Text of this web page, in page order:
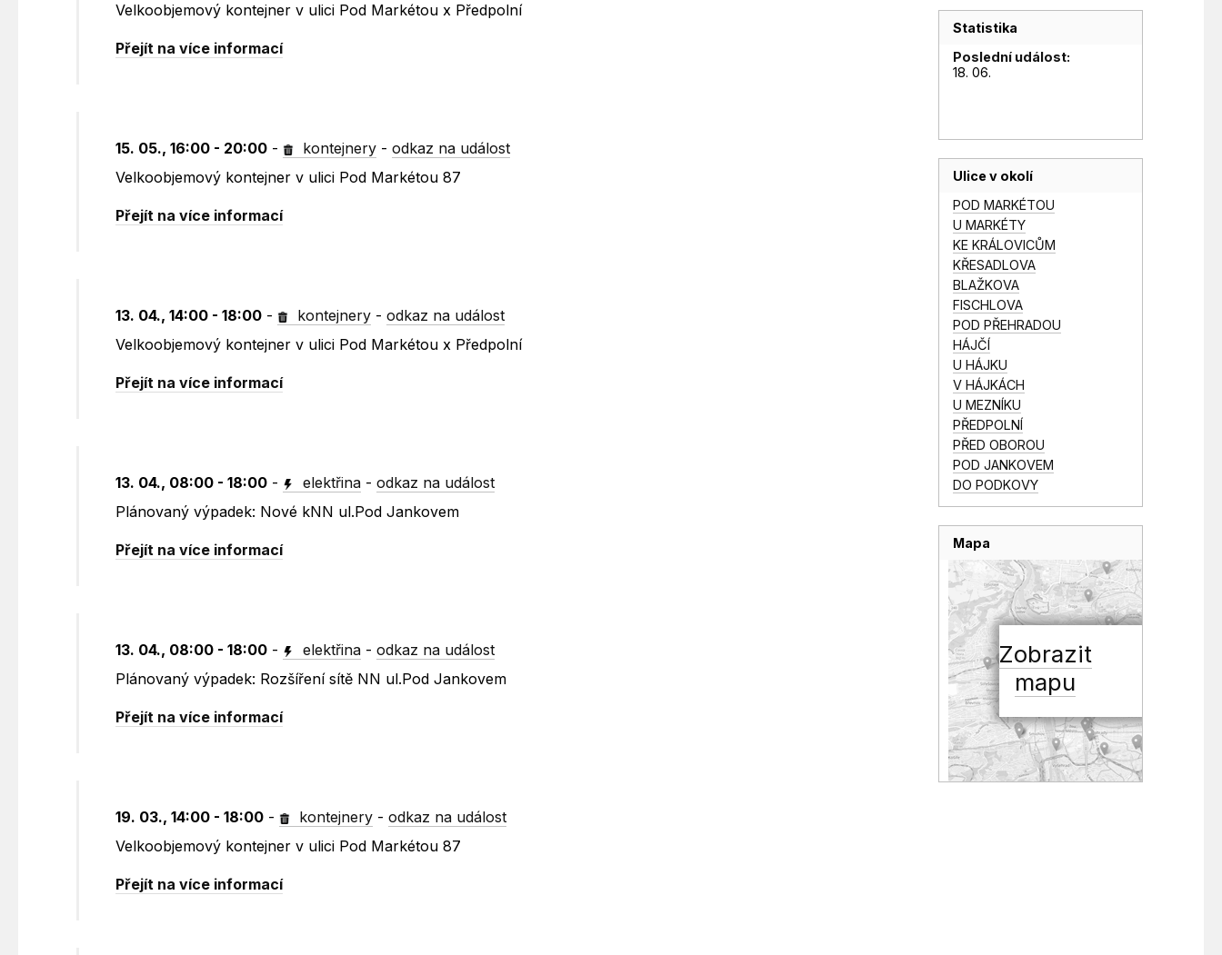
Velkoobjemový kontejner v ulici Pod Markétou x Předpolní
Přejít na více informací
15. 05., 16:00 - 20:00 - kontejnery -odkaz na událost
Velkoobjemový kontejner v ulici Pod Markétou 87
Přejít na více informací
13. 04., 14:00 - 18:00 - kontejnery -odkaz na událost
Velkoobjemový kontejner v ulici Pod Markétou x Předpolní
Přejít na více informací
13. 04., 08:00 - 18:00 - elektřina -odkaz na událost
Plánovaný výpadek: Nové kNN ul.Pod Jankovem
Přejít na více informací
13. 04., 08:00 - 18:00 - elektřina -odkaz na událost
Plánovaný výpadek: Rozšíření sítě NN ul.Pod Jankovem
Přejít na více informací
19. 03., 14:00 - 18:00 - kontejnery -odkaz na událost
Velkoobjemový kontejner v ulici Pod Markétou 87
Přejít na více informací
Statistika
Poslední událost:
18. 06.
Ulice v okolí
POD MARKÉTOU
U MARKÉTY
KE KRÁLOVICŮM
KŘESADLOVA
BLAŽKOVA
FISCHLOVA
POD PŘEHRADOU
HÁJČÍ
U HÁJKU
V HÁJKÁCH
U MEZNÍKU
PŘEDPOLNÍ
PŘED OBOROU
POD JANKOVEM
DO PODKOVY
Mapa
Zobrazit
mapu